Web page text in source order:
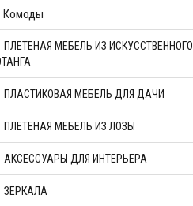
Комоды
ПЛЕТЕНАЯ МЕБЕЛЬ ИЗ ИСКУССТВЕННОГО
ПЛАСТИКОВАЯ МЕБЕЛЬ ДЛЯ ДАЧИ
ПЛЕТЕНАЯ МЕБЕЛЬ ИЗ ЛОЗЫ
АКСЕССУАРЫ ДЛЯ ИНТЕРЬЕРА
ЗЕРКАЛА